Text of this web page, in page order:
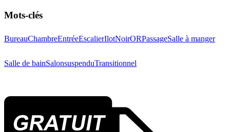
Mots-clés
BureauChambreEntréeEscalierIlotNoirORPassageSalle à manger
Salle de bainSalonsuspenduTransitionnel